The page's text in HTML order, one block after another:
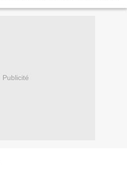
Publicité